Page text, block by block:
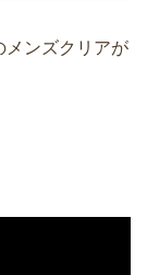
ンズクリアが